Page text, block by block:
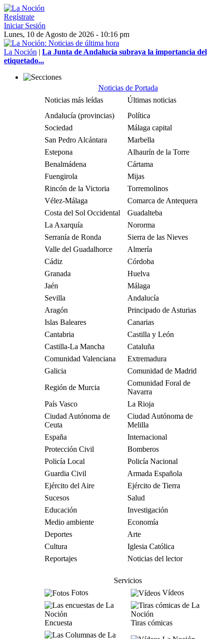
Regístrate
Iniciar Sesión
Lunes, 10 de Agosto de 2026 - 10:16 pm
La Noción | La Junta de Andalucía subraya la importancia del
etiquetado...
Noticias de Portada
Noticias más leídas
Últimas noticias
Andalucía (provincias)
Política
Sociedad
Málaga capital
San Pedro Alcántara
Marbella
Estepona
Alhaurín de la Torre
Benalmádena
Cártama
Fuengirola
Mijas
Rincón de la Victoria
Torremolinos
Vélez-Málaga
Comarca de Antequera
Costa del Sol Occidental
Guadalteba
La Axarquía
Nororma
Serranía de Ronda
Sierra de las Nieves
Valle del Guadalhorce
Almería
Cádiz
Córdoba
Granada
Huelva
Jaén
Málaga
Sevilla
Andalucía
Aragón
Principado de Asturias
Islas Baleares
Canarias
Cantabria
Castilla y León
Castilla-La Mancha
Cataluña
Comunidad Valenciana
Extremadura
Galicia
Comunidad de Madrid
Región de Murcia
Comunidad Foral de
Navarra
País Vasco
La Rioja
Ciudad Autónoma de
Ceuta
Ciudad Autónoma de
Melilla
España
Internacional
Protección Civil
Bomberos
Policía Local
Policía Nacional
Guardia Civil
Armada Española
Ejército del Aire
Ejército de Tierra
Sucesos
Salud
Educación
Investigación
Medio ambiente
Economía
Deportes
Arte
Cultura
Iglesia Católica
Reportajes
Noticias del lector
Servicios
Fotos
Vídeos
Encuesta Tiras cómicas